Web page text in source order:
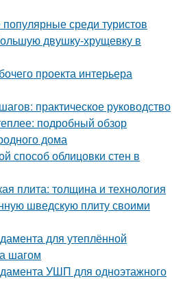
среди туристов
двушку-хрущевку в
проекта интерьера
практическое руководство
подробный обзор
дома
способ облицовки стен в
плита: толщина и технология
шведскую плиту своими
для утеплённой
шагом
УШП для одноэтажного